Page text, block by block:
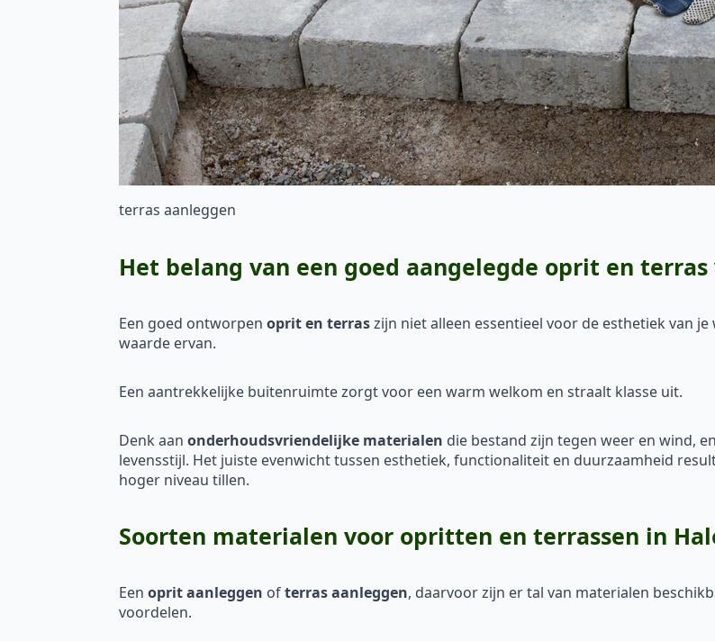
terras aanleggen
Het belang van een goed aangelegde oprit en
Een goed ontworpen oprit en terraszijn niet alleen essentieel voor de esthetiek van
waarde ervan.
Een aantrekkelijke buitenruimte zorgt voor een warm welkom en straalt klasse uit.
Denk aan onderhoudsvriendelijke materialen die bestand zijn tegen weer en wind,
levensstijl. Het juiste evenwicht tussen esthetiek, functionaliteit en duurzaamheid
hoger niveau tillen.
Soorten materialen voor opritten en terrassen in
Een oprit aanleggen ofterras aanleggen, daarvoor zijn er tal van materialen
voordelen.